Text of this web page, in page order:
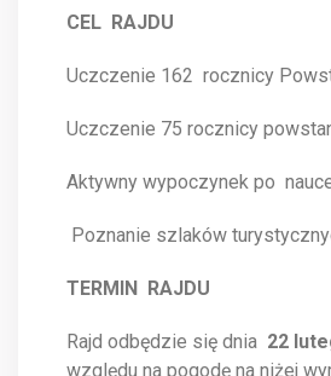
CEL RAJDU
Uczczenie 162 rocznicy
Uczczenie 75 rocznicy
Aktywny wypoczynek po
Poznanie szlaków
TERMIN RAJDU
Rajd odbędzie się dnia 22
względu na pogodę na niżej